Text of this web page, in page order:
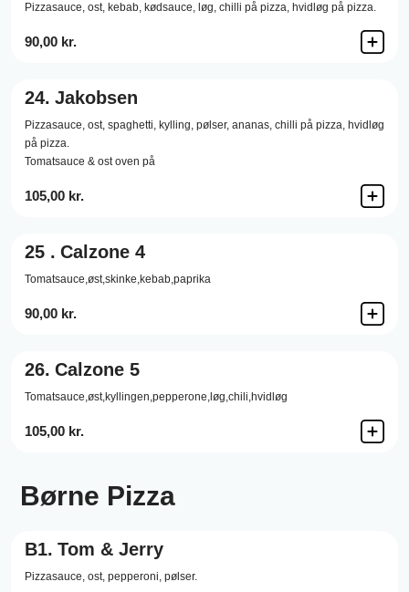
Pizzasauce, ost, kebab, kødsauce, løg, chilli på pizza, hvidløg på pizza.
90,00 kr.
24. Jakobsen
Pizzasauce, ost, spaghetti, kylling, pølser, ananas, chilli på pizza, hvidløg
på pizza.
Tomatsauce & ost oven på
105,00 kr.
25 . Calzone 4
Tomatsauce,øst,skinke,kebab,paprika
90,00 kr.
26. Calzone 5
Tomatsauce,øst,kyllingen,pepperone,løg,chili,hvidløg
105,00 kr.
Børne Pizza
B1. Tom & Jerry
Pizzasauce, ost, pepperoni, pølser.